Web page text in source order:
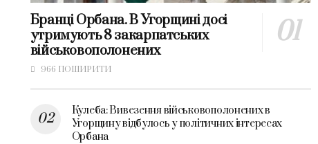
Бранці Орбана. В Угорщині досі
утримують 8 закарпатських
військовополонених
966 ПОШИРИТИ
Кулеба: Вивезення військовополонених в
Угорщину відбулось у політичних інтересах
Орбана